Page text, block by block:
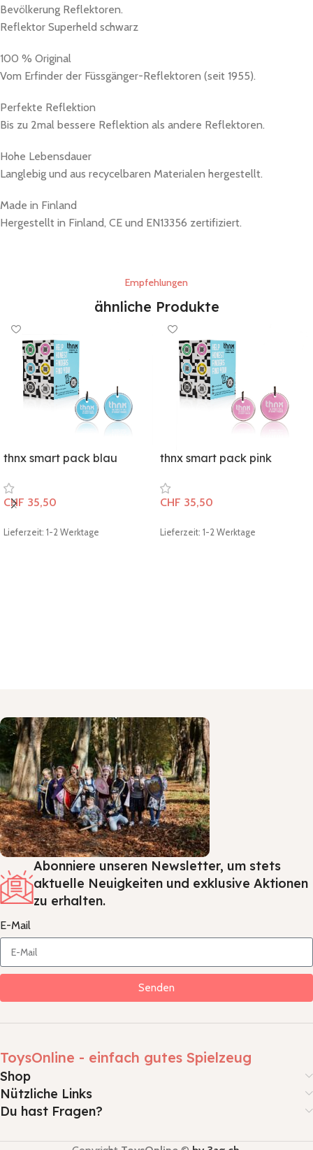
Bevölkerung Reflektoren.
Reflektor Superheld schwarz
100 % Original
Vom Erfinder der Füssgänger-Reflektoren (seit 1955).
Perfekte Reflektion
Bis zu 2mal bessere Reflektion als andere Reflektoren.
Hohe Lebensdauer
Langlebig und aus recycelbaren Materialen hergestellt.
Made in Finland
Hergestellt in Finland, CE und EN13356 zertifiziert.
Empfehlungen
ähnliche Produkte
thnx smart pack blau
CHF 35,50
Lieferzeit: 1-2 Werktage
thnx smart pack pink
CHF 35,50
Lieferzeit: 1-2 Werktage
Abonniere unseren Newsletter, um stets
aktuelle Neuigkeiten und exklusive Aktionen
zu erhalten.
E-Mail
Senden
ToysOnline - einfach gutes Spielzeug
Shop
Nützliche Links
Du hast Fragen?